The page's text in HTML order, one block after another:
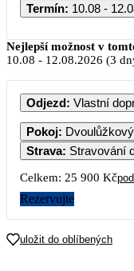
Termín: 10.08 -
PO ÚT
3 4
10
12 950
17 18
Nejlepší možnost v
10.08 - 12.08.2026 (3
Odjezd: Vlastní
Pokoj:
Strava: Stravování
Celkem: 25 900 Kč
Rezervujte
uložit do oblíbených